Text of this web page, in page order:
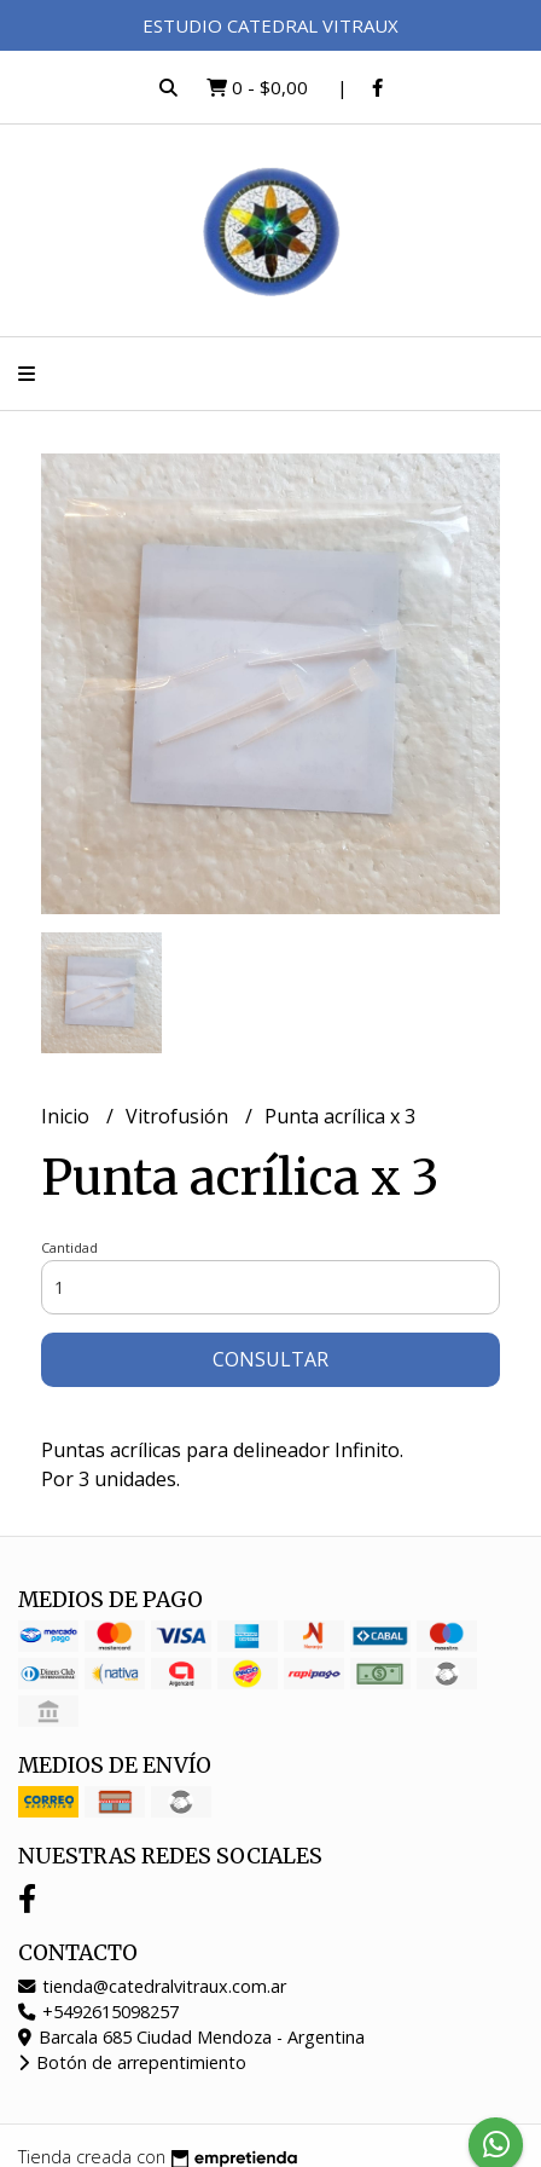
ESTUDIO CATEDRAL VITRAUX
0 - $0,00
Inicio Vitrofusión Punta acrílica x 3
Punta acrílica x 3
Cantidad
CONSULTAR
Puntas acrílicas para delineador Infinito.
Por 3 unidades.
MEDIOS DE PAGO
MEDIOS DE ENVÍO
NUESTRAS REDES SOCIALES
CONTACTO
tienda@catedralvitraux.com.ar
+5492615098257
Barcala 685 Ciudad Mendoza - Argentina
Botón de arrepentimiento
Tienda creada con